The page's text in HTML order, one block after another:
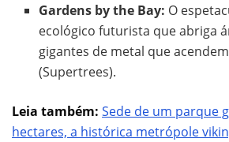
Gardens by the Bay: O
ecológico futurista que abriga
gigantes de metal que
(Supertrees).
Leia também: Sede de um parque
hectares, a histórica metrópole